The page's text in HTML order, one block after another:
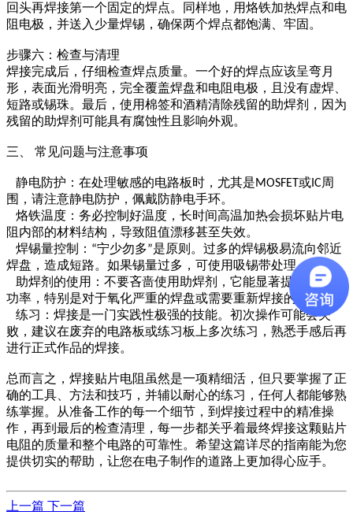
回头再焊接第一个固定的焊点。同样地，用烙铁加热焊点和电
阻电极，并送入少量焊锡，确保两个焊点都饱满、牢固。
步骤六：检查与清理
焊接完成后，仔细检查焊点质量。一个好的焊点应该呈弯月
形，表面光滑明亮，完全覆盖焊盘和电阻电极，且没有虚焊、
短路或锡珠。最后，使用棉签和酒精清除残留的助焊剂，因为
残留的助焊剂可能具有腐蚀性且影响外观。
三、 常见问题与注意事项
静电防护：在处理敏感的电路板时，尤其是MOSFET或 IC周
围，请注意静电防护，佩戴防静电手环。
烙铁温度：务必控制好温度，长时间高温加热会损坏贴片电
阻内部的材料结构，导致阻值漂移甚至失效。
焊锡量控制： “宁少勿多”是原则。过多的焊锡极易流向邻近
焊盘，造成短路。如果锡量过多，可使用吸锡带处理。
助焊剂的使用：不要吝啬使用助焊剂，它能显著提高焊接成
功率，特别是对于氧化严重的焊盘或需要重新焊接的情况。
练习：焊接是一门实践性极强的技能。初次操作可能会失
败，建议在废弃的电路板或练习板上多次练习，熟悉手感后再
进行正式作品的焊接。
总而言之，焊接贴片电阻虽然是一项精细活，但只要掌握了正
确的工具、方法和技巧，并辅以耐心的练习，任何人都能够熟
练掌握。从准备工作的每一个细节，到焊接过程中的精准操
作，再到最后的检查清理，每一步都关乎着最终焊接这颗贴片
电阻的质量和整个电路的可靠性。希望这篇详尽的指南能为您
提供切实的帮助，让您在电子制作的道路上更加得心应手。
上一篇 下一篇